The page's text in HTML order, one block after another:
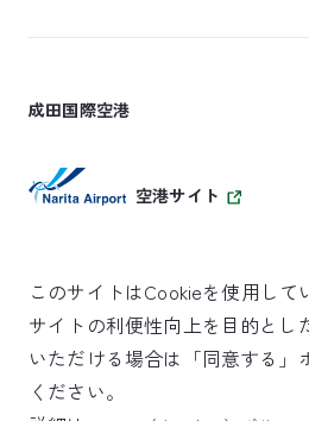
成田国際空港
空港サイト
SKYTRAX
5スターエアポート
このサイトはCookieを使用して
サイトの利便性向上を目的とし
いただける場合は「同意する」
ください。